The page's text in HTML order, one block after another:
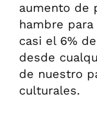
aumento de
hambre
casi el 6%
desde
de nuestro
culturales.